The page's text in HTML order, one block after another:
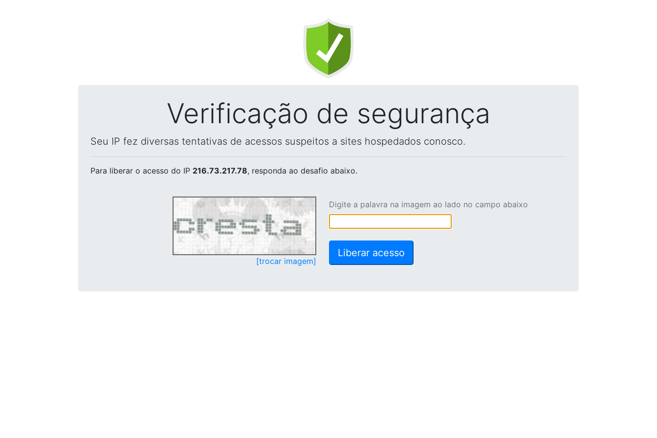
Verificação de segurança
Seu IP fez diversas tentativas de acessos suspeitos a sites hospedados conosco.
Para liberar o acesso do IP 216.73.217.78, responda ao desafio abaixo.
[trocar imagem]
Digite a palavra na imagem ao lado no campo abaixo